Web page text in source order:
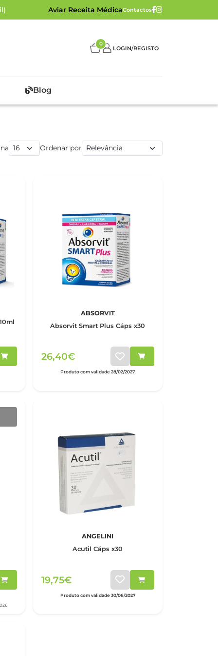
Aviar Receita MédicaContactos
0
LOGIN/REGISTO
Blog
Ordenar por
ABSORVIT
Absorvit Smart Plus Cáps x30
26,40€
Produto com validade 28/02/2027
ANGELINI
Acutil Cáps x30
19,75€
Produto com validade 30/06/2027